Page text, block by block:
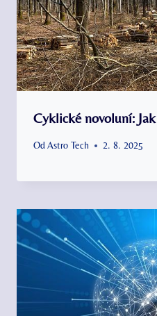
Cyklické novoluní:
Od Astro Tech 2. 8. 2025